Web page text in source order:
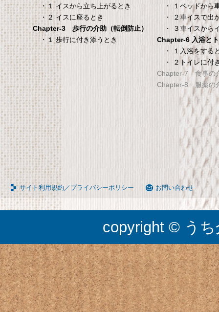
タンスのゲン 介護用ベ
ッドテーブル キャスタ
ー付き 伸縮式 高さ調節
可能 Licht リヒト
65090050BR
タンスのゲン 介護用ベッドテー
ブル キャスター付き 伸縮式 高さ
調節可能 Licht リヒト
65090050BR
TANITA 【乗った人
タリと当てる「乗
機能」搭載】 体組
ホワイト BC-754-
TANITA 【乗った人をピタ
てる「乗るピタ機能」搭
組成計 ホワイト BC-754-
・１ イスから立ち上がるとき
・２ イスに座るとき
Chapter-3 歩行の介助（転倒防止）
・１ 歩行に付き添うとき
・ １ベッドから
・ ２車イスで出
・ ３車イスから
Chapter-6 入浴と
・ １入浴をする
・ ２トイレに付
Chapter-7 食事の
Chapter-8 服薬の
サイト利用規約／プライバシーポリシー お問い合わせ
copyright © う